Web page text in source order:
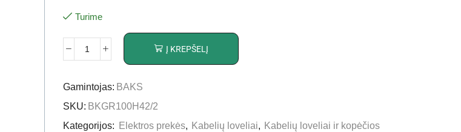
Turime
Į KREPŠELĮ
Gamintojas: BAKS
SKU: BKGR100H42/2
Kategorijos:
Elektros prekės, Kabelių loveliai, Kabelių loveliai ir kopėčios